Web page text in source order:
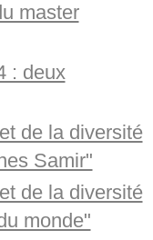
master
: deux
de la diversité
Samir"
de la diversité
monde"